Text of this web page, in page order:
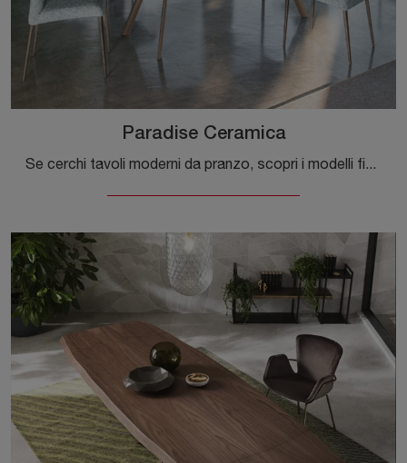
Paradise Ceramica
Se cerchi tavoli moderni da pranzo, scopri i modelli fissi di Riflessi: clicca e scopri il modello Paradise Ceramica in ceramica.